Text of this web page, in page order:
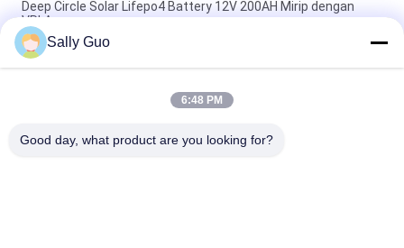
Deep Circle Solar Lifepo4 Battery 12V 200AH Mirip dengan
VRLA
7.2Ah 12V LifePO4 Battery Pack Untuk Back Up Dan
Penggantian Asam Timbal Cahaya Surya
Baterai Lithium Ion 12V 20AH dengan suhu tinggi 40135 4S1P
Sally Guo
6:48 PM
Good day, what product are you looking for?